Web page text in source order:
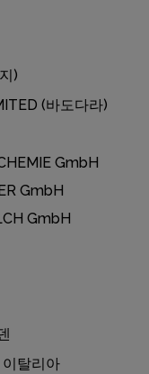
)
(바도다라)
GmbH
GmbH
GmbH
탈리아